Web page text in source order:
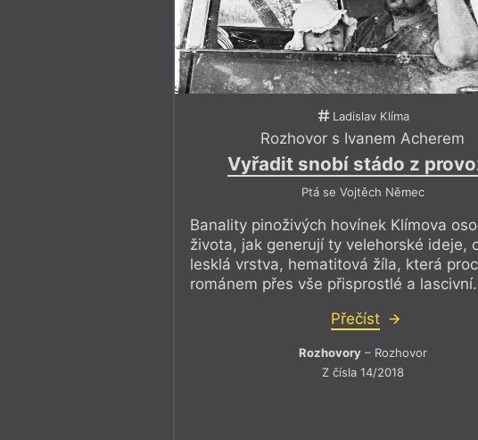
Ladislav Klíma
Rozhovor s Ivanem Acherem
Vyřadit snobí stádo z
Ptá se Vojtěch Němec
Banality pinoživých hovínek Klímova
života, jak generují ty velehorské ideje,
lesklá vrstva, hematitová žíla, která
románem přes vše přisprostlé a lascivní.
Přečíst
Rozhovory– Rozhovor
Z čísla 14/2018